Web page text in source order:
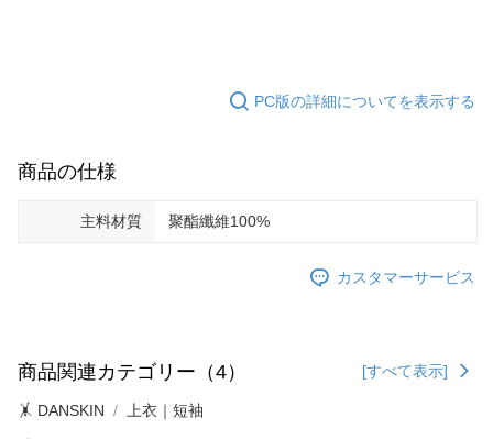
PC版の詳細についてを表示する
商品の仕様
主料材質 聚酯纖維100%
カスタマーサービス
商品関連カテゴリー（4） [すべて表示]
🤸 DANSKIN 上衣｜短袖